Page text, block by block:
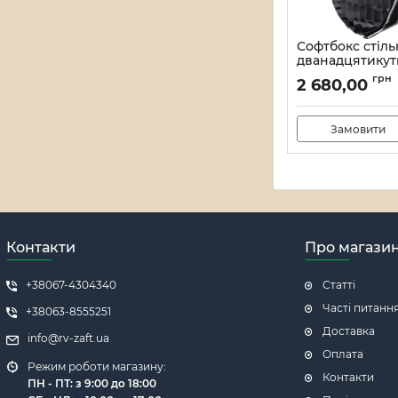
Софтбокс
Bowens
Артикул:4265
2 680,00 грн
Замовити
Контакти
+38067-4304340
+38063-8555251
info@rv-zaft.ua
Режим роботи магазину:
ПН - ПТ: з 9:00 до 18:00
Про
Статті
Часті питання
Доставка
Оплата
Контакти